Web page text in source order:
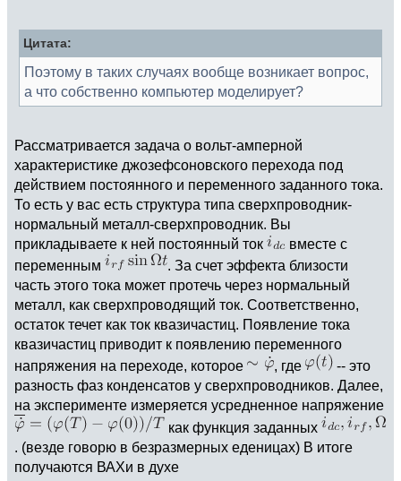
Цитата:
Поэтому в таких случаях вообще возникает вопрос,
а что собственно компьютер моделирует?
Рассматривается задача о вольт-амперной
характеристике джозефсоновского перехода под
действием постоянного и переменного заданного тока.
То есть у вас есть структура типа сверхпроводник-
нормальный металл-сверхпроводник. Вы
прикладываете к ней постоянный ток
вместе с
переменным
. За счет эффекта близости
часть этого тока может протечь через нормальный
металл, как сверхпроводящий ток. Соответственно,
остаток течет как ток квазичастиц. Появление тока
квазичастиц приводит к появлению переменного
напряжения на переходе, которое
, где
-- это
разность фаз конденсатов у сверхпроводников. Далее,
на эксперименте измеряется усредненное напряжение
как функция заданных
. (везде говорю в безразмерных еденицах) В итоге
получаются ВАХи в духе